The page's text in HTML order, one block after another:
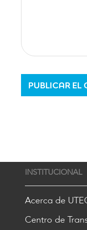
INSTITUCIONAL
Acerca de
Centro de